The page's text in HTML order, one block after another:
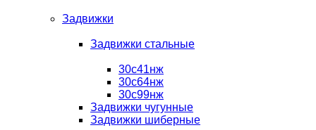
Задвижки
Задвижки стальные
30с41нж
30с64нж
30с99нж
Задвижки чугунные
Задвижки шиберные